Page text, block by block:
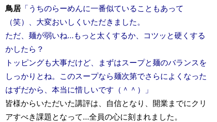
鳥居 「うちのらーめんに一番似ていることもあって
（笑）、大変おいしくいただきました。
ただ、麺が弱いね…もっと太くするか、コツッと硬くする
かしたら？
トッピングも大事だけど、まずはスープと麺のバランスを
しっかりとね。このスープなら麺次第でさらによくなった
はずだから、本当に惜しいです（＾＾）」
皆様からいただいた講評は、自信となり、開業までにクリ
アすべき課題となって…全員の心に刻まれました。